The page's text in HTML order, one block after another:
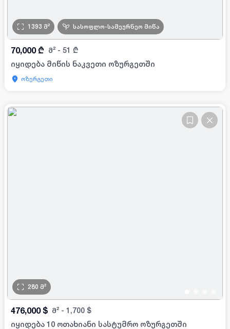
1393 მ² სასოფლო-სამეურნეო მიწა
70,000 ₾ მ² - 51 ₾
იყიდება მიწის ნაკვეთი ოზურგეთში
ოზურგეთი
280 მ²
476,000 $ მ² - 1,700 $
იყიდება 10 ოთახიანი სასტუმრო ოზურგეთში